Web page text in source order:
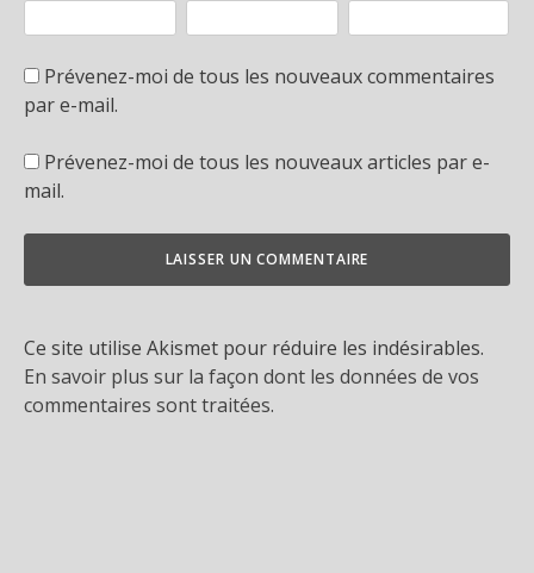
Prévenez-moi de tous les nouveaux commentaires
par e-mail.
Prévenez-moi de tous les nouveaux articles par e-
mail.
Ce site utilise Akismet pour réduire les indésirables.
En savoir plus sur la façon dont les données de vos
commentaires sont traitées.